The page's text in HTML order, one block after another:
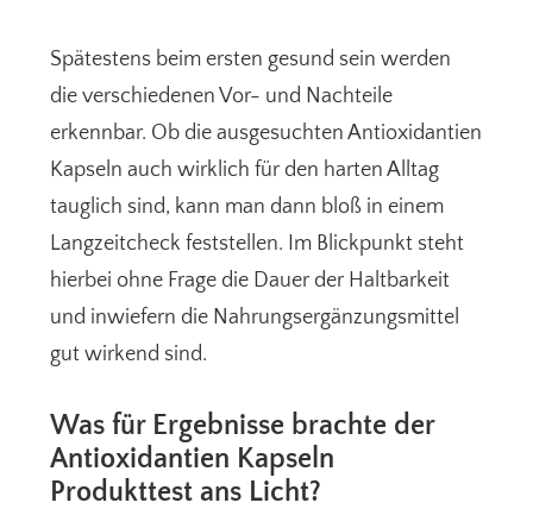
Spätestens beim ersten gesund sein werden
die verschiedenen Vor- und Nachteile
erkennbar. Ob die ausgesuchten Antioxidantien
Kapseln auch wirklich für den harten Alltag
tauglich sind, kann man dann bloß in einem
Langzeitcheck feststellen. Im Blickpunkt steht
hierbei ohne Frage die Dauer der Haltbarkeit
und inwiefern die Nahrungsergänzungsmittel
gut wirkend sind.
Was für Ergebnisse brachte der
Antioxidantien Kapseln
Produkttest ans Licht?